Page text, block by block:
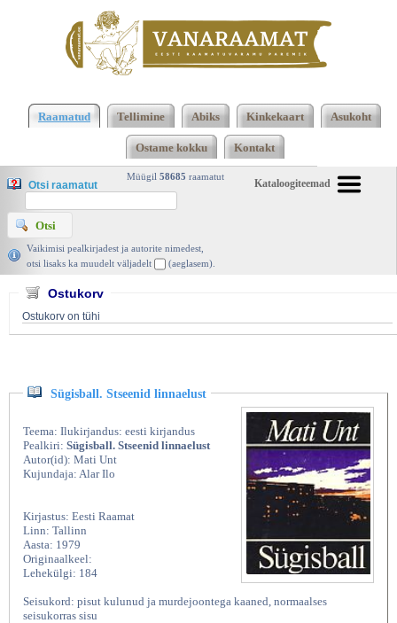
Stseenid linnaelust, Mati Unt, Eesti Raamat 1979 |
vanaraamat. ee
Raamatud Tellimine Abiks Kinkekaart Asukoht
Ostame kokku Kontakt
Kataloogiteemad
Müügil 58685 raamatut
Otsi raamatut
Vaikimisi pealkirjadest ja autorite nimedest,
otsi lisaks ka muudelt väljadelt
(aeglasem).
Ostukorv
Ostukorv on tühi
Sügisball. Stseenid linnaelust
Teema: Ilukirjandus: eesti kirjandus
Pealkiri: Sügisball. Stseenid linnaelust
Autor(id): Mati Unt
Kujundaja: Alar Ilo
Kirjastus: Eesti Raamat
Linn: Tallinn
Aasta: 1979
Originaalkeel:
Lehekülgi: 184
Seisukord: pisut kulunud ja murdejoontega kaaned, normaalses
seisukorras sisu